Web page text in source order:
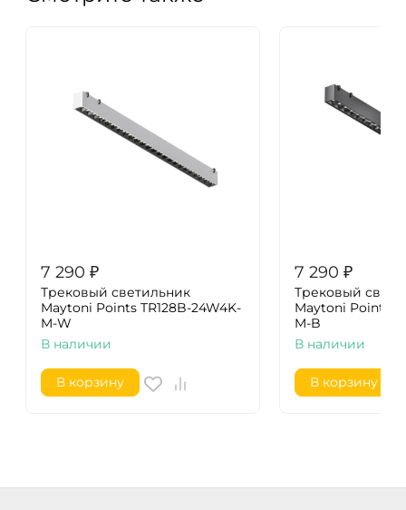
7 290 ₽
Трековый светильник
Maytoni Points TR128B-24W4K-
M-W
В наличии
В корзину
7 290 ₽
Трековый
Maytoni Points
M-B
В наличии
В корзину